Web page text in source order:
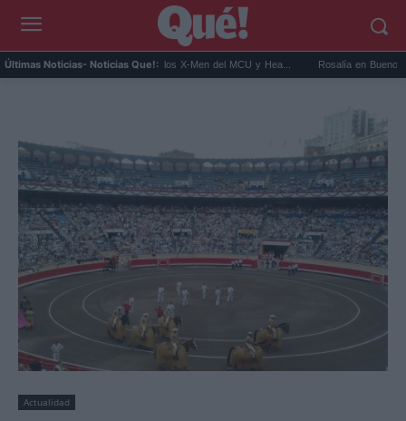
Últimas Noticias- Noticias Que!:
Kit Connor será Cíclope en los X-Men del MCU y Hea... Rosalía en Buenos Aires:
Actualidad